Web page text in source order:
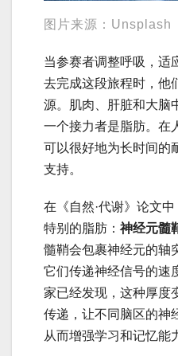
图片来源：Unsplash
当参赛者调整呼吸，适
去完成这段旅程时，他
源。肌肉、肝脏和大脑
一个接力者是脂肪。在
可以很好地为长时间的
支持。
在《自然·代谢》论文
特别的脂肪： 神经元髓
髓鞘会包裹神经元的轴
它们传递神经信号的速
家已经发现，这种厚度
传递，让不同脑区的神
从而增强学习和记忆能